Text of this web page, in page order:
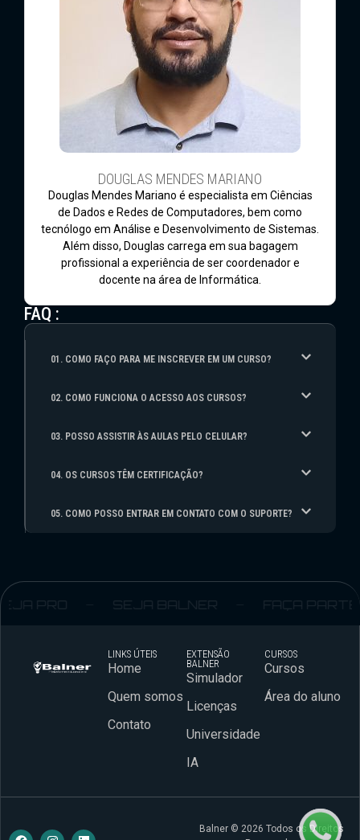
DOUGLAS MENDES MARIANO
Douglas Mendes Mariano é especialista em Ciências
de Dados e Redes de Computadores, bem como
tecnólogo em Análise e Desenvolvimento de Sistemas.
Além disso, Douglas carrega em sua bagagem
profissional a experiência de ser coordenador e
docente na área de Informática.
FAQ :
01. COMO FAÇO PARA ME INSCREVER EM UM CURSO?
02. COMO FUNCIONA O ACESSO AOS CURSOS?
03. POSSO ASSISTIR ÀS AULAS PELO CELULAR?
04. OS CURSOS TÊM CERTIFICAÇÃO?
05. COMO POSSO ENTRAR EM CONTATO COM O SUPORTE?
PRO SEJA BALNER FAÇA PARTE
LINKS ÚTEIS
Home
Quem somos
Contato
EXTENSÃO
BALNER
Simulador
Licenças
Universidade
IA
CURSOS
Cursos
Área do aluno
Balner © 2026 Todos os Direitos